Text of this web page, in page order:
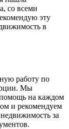
со всеми
эту
в
работу по
Мы
на каждом
и рекомендуем
за